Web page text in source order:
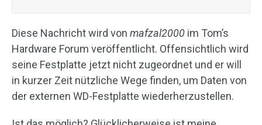
Diese Nachricht wird von mafzal2000 im Tom’s
Hardware Forum veröffentlicht. Offensichtlich wird
seine Festplatte jetzt nicht zugeordnet und er will
in kurzer Zeit nützliche Wege finden, um Daten von
der externen WD-Festplatte wiederherzustellen.